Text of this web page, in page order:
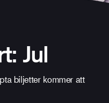
Jul
biljetter kommer att